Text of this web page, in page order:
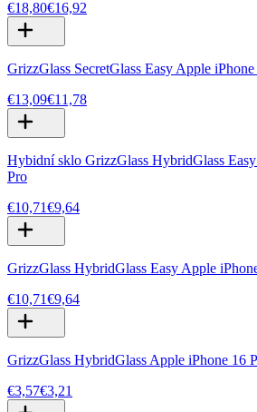
€18,80€16,92
GrizzGlass SecretGlass Easy Apple
€13,09€11,78
Hybidní sklo GrizzGlass HybridGlass
Pro
€10,71€9,64
GrizzGlass HybridGlass Easy Apple
€10,71€9,64
GrizzGlass HybridGlass Apple iPhone 16
€3,57€3,21